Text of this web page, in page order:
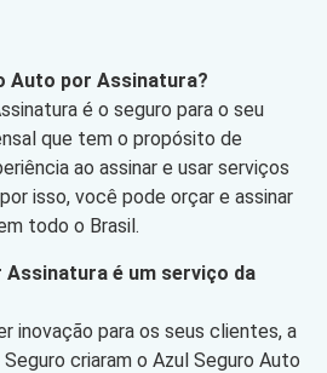
Auto por Assinatura?
é o seguro para o seu
que tem o propósito de
ao assinar e usar serviços
isso, você pode orçar e assinar
todo o Brasil.
é um serviço da
inovação para os seus clientes, a
criaram o Azul Seguro Auto